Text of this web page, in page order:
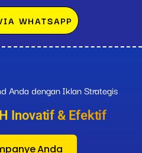
WHATSAPP
Anda dengan Iklan Strategis
Inovatif & Efektif
Anda